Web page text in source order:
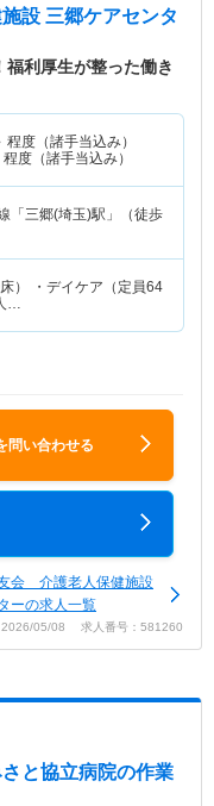
設 三郷ケアセンタ
利厚生が整った働き
程度（諸手当込み）
程度（諸手当込み）
「三郷(埼玉)駅」（徒歩
） ・デイケア（定員64
…
問い合わせる
会 介護老人保健施設
ーの求人一覧
2026/05/08 求人番号：581260
と協立病院の作業